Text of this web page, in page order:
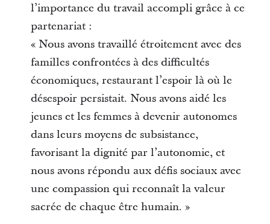
l’importance du travail accompli grâce à ce
partenariat :
« Nous avons travaillé étroitement avec des
familles confrontées à des difficultés
économiques, restaurant l’espoir là où le
désespoir persistait. Nous avons aidé les
jeunes et les femmes à devenir autonomes
dans leurs moyens de subsistance,
favorisant la dignité par l’autonomie, et
nous avons répondu aux défis sociaux avec
une compassion qui reconnaît la valeur
sacrée de chaque être humain. »